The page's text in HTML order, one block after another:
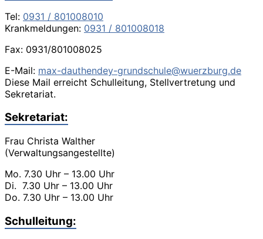
Tel: 0931 / 801008010
Krankmeldungen: 0931 / 801008018
Fax: 0931/801008025
E-Mail: max-dauthendey-grundschule@wuerzburg.de
Diese Mail erreicht Schulleitung, Stellvertretung und
Sekretariat.
Sekretariat:
Frau Christa Walther
(Verwaltungsangestellte)
Mo. 7.30 Uhr – 13.00 Uhr
Di. 7.30 Uhr – 13.00 Uhr
Do. 7.30 Uhr – 13.00 Uhr
Schulleitung: